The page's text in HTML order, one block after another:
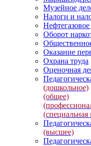
Музейное
Налоги и
Оборот
Оказание
Охрана труда
Оценочная
(дошкольное)
(общее)
(специальная
(высшее)